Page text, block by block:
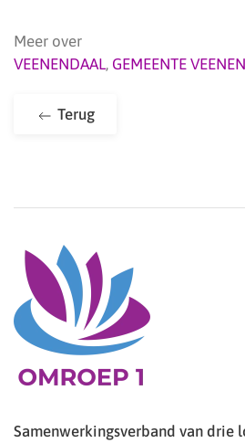
Meer over
VEENENDAAL, GEMEENTE
Terug
Samenwerkingsverband van drie